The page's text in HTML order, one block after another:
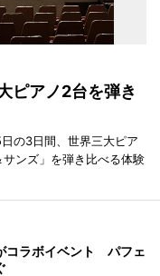
ピアノ2台を弾き
の3日間、世界三大ピア
ンズ」を弾き比べる体験
コラボイベント パフェ